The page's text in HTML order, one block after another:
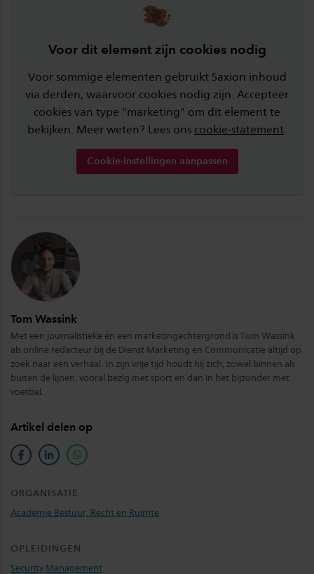
Voor dit element zijn cookies nodig
Voor sommige elementen gebruikt Saxion inhoud
via derden, waarvoor cookies nodig zijn. Accepteer
cookies van type "marketing" om dit element te
bekijken. Meer weten? Lees ons cookie-statement.
Cookie-instellingen aanpassen
Tom Wassink
Met een journalistieke én een marketingachtergrond is Tom Wassink
als online redacteur bij de Dienst Marketing en Communicatie altijd op
zoek naar een verhaal. In zijn vrije tijd houdt hij zich, zowel binnen als
buiten de lijnen, vooral bezig met sport en dan in het bijzonder met
voetbal.
Artikel delen op
facebooklinkedinwhatsapp
ORGANISATIE
Academie Bestuur, Recht en Ruimte
OPLEIDINGEN
Security Management